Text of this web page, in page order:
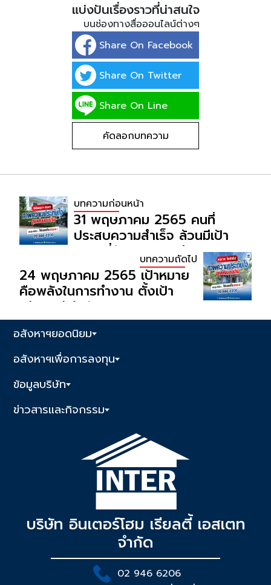
แบ่งปันเรื่องราวที่น่าสนใจ
บนช่องทางสื่อออนไลน์ต่างๆ
Share On Facebook
Share On Twitter
Share On Line
คัดลอกบทความ
บทความก่อนหน้า
31 พฤษภาคม 2565 คนที่
ประสบความสำเร็จ ล้วนมีเป้า
หมายที่ชัดเจน และไม่เคยหยุด
พัฒนา โอนจัดชุดใหญ่ส่งท้าย
เดือนพฤษภาคม!!
บทความถัดไป
24 พฤษภาคม 2565 เป้าหมาย
คือพลังในการทำงาน ตั้งเป้า
แล้วไปให้ถึงกับสุดยอดผล
งานการขายไม่กี่วันทำได้อย่าง
ยอดเยี่ยม
อสังหาฯยอดนิยม
อสังหาฯเพื่อการลงทุน
ข้อมูลบริษัท
ข่าวสารและกิจกรรม
บริษัท อินเตอร์โฮม เรียลตี้ เอสเตท
จำกัด
02 946 6206